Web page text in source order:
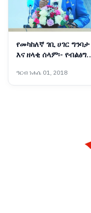
የመካከለኛ ገቢ ሀገር ግንባታ
እና ዘላቂ ሰላም፡- የብልፅግና
ዓመታት ስትራቴጂካዊ
አቅጣጫዎች
ዓርብ ነሐሴ 01, 2018